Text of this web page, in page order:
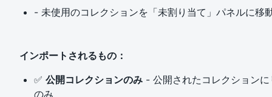
- 未使用のコレクションを「未割り当て」パネルに移
インポートされるもの：
✅ 公開コレクションのみ - 公開されたコレクション
のみ